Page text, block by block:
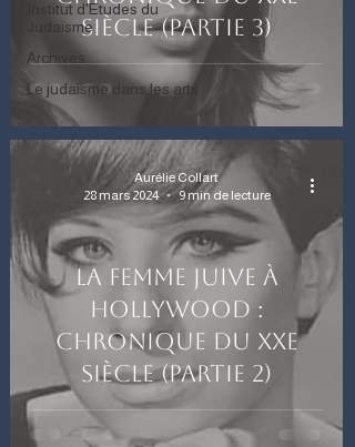
Institut d'Etudes du
Judaïsme
Archives
Le judaïsme dans les arts
siècle (partie 3)
La femme juive à
Hollywood :
chronique du XXe
siècle (partie 2)
Aurélie Collart
28 mars 2024
9 min de lecture